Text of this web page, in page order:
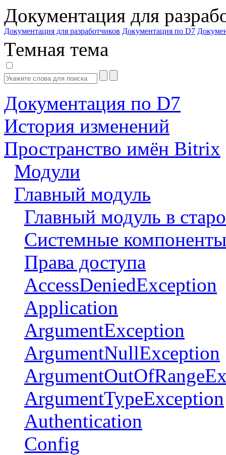
Документация для
Документация для разработчиков Документация по D7
Темная тема
Документация по D7
История изменений
Пространство имён Bitrix
Модули
Главный модуль
Главный модуль в
Системные компоненты
Права доступа
AccessDeniedException
Application
ArgumentException
ArgumentNullException
ArgumentTypeException
Authentication
Config